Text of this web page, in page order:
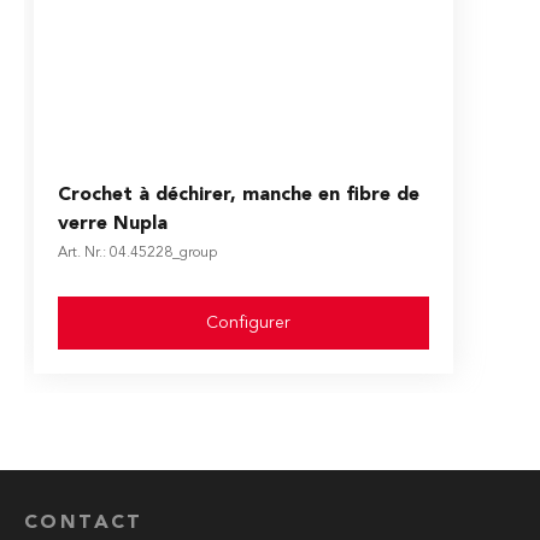
Crochet à déchirer, manche en fibre de
verre Nupla
Art. Nr.: 04.45228_group
The price depends on the options chosen on the
Configurer
CONTACT